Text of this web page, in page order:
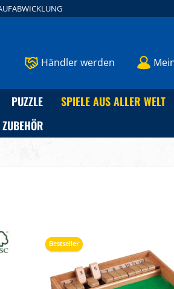
Händler werden
PUZZLE SPIELE AUS ALLER WELT
ZUBEHÖR
Bestseller